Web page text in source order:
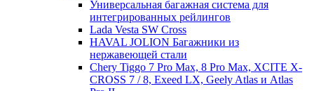
Универсальная багажная система для
интегрированных рейлингов
Lada Vesta SW Cross
HAVAL JOLION Багажники из
нержавеющей стали
Chery Tiggo 7 Pro Max, 8 Pro Max, XCITE X-
CROSS 7 / 8, Exeed LX, Geely Atlas и Atlas